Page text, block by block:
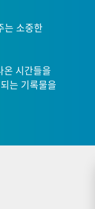
는 소중한
온 시간들을
는 기록물을